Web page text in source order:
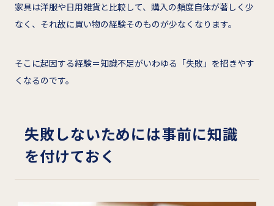
家具は洋服や日用雑貨と比較して、購入の頻度自体が著しく少
なく、それ故に買い物の経験そのものが少なくなります。
そこに起因する経験＝知識不足がいわゆる「失敗」を招きやす
くなるのです。
失敗しないためには事前に知識
を付けておく